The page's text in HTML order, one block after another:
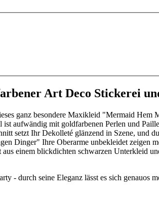
Art Deco Stickerei
ganz besondere Maxikleid "Mermaid
aufwändig mit goldfarbenen Perlen und
setzt Ihr Dekolleté glänzend in Szene, und
Dinger" Ihre Oberarme unbekleidet zeigen
einem blickdichten schwarzen Unterkleid
- durch seine Eleganz lässt es sich genauos